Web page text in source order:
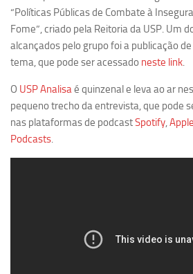
Revista Estudos Avançados
Espaço Cultural
Contato
Newsletter
“Políticas Públicas de Combate à
Fome”, criado pela Reitoria da USP. Um
alcançados pelo grupo foi a publicação
tema, que pode ser acessado neste link.
O USP Analisaé quinzenal e leva ao ar
pequeno trecho da entrevista, que pode
nas plataformas de podcastSpotify,
Podcasts.